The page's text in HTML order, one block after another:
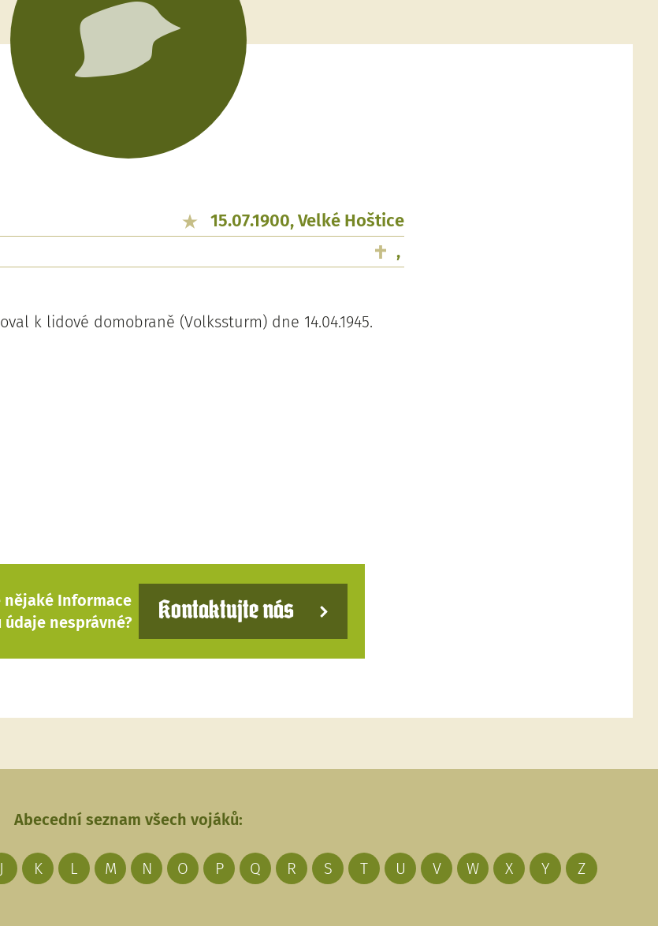
15.07.1900, Velké Hoštice
,
k lidové domobraně (Volkssturm) dne 14.04.1945.
nějaké Informace
nesprávné?
Kontaktujte nás
Abecední seznam všech vojáků:
J K L M N O P Q R S T U V W X Y Z